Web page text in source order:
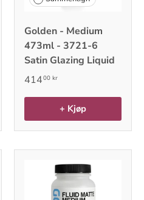
Golden - Medium
473ml - 3721-6
Satin Glazing Liquid
41400 kr
+ Kjøp